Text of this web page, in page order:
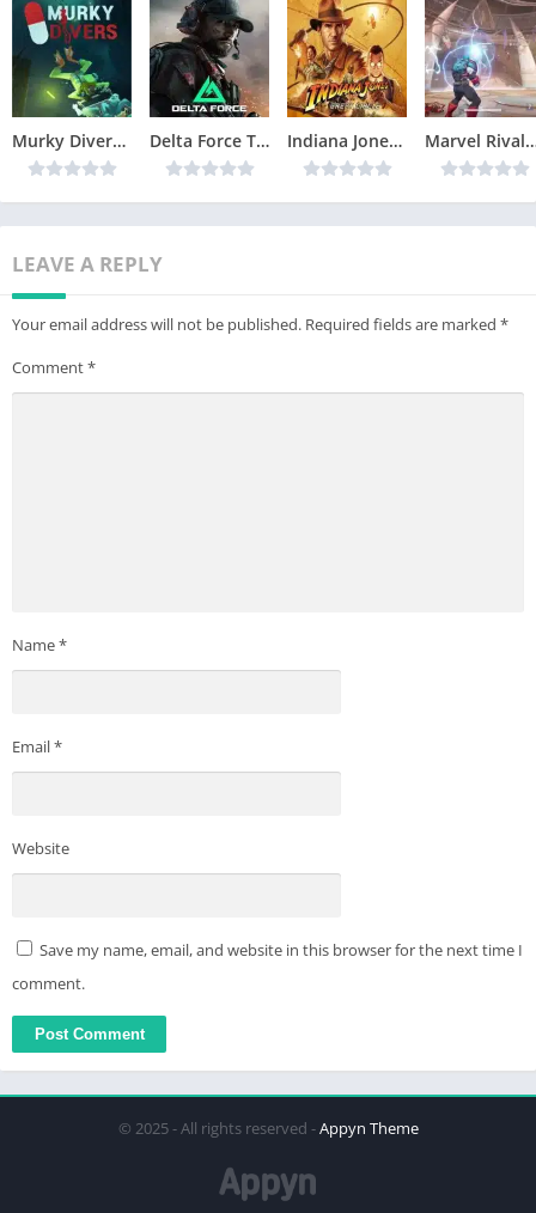
Murky Divers Télécharger jeu PC Delta Force Télécharger jeu PC Indiana Jones and the Great Circle Télécharger jeu PC Marvel Rivals
LEAVE A REPLY
Your email address will not be published. Required fields are marked *
Comment*
Name*
Email*
Website
Save my name, email, and website in this browser for the next time I
comment.
© 2025 - All rights reserved -Appyn Theme